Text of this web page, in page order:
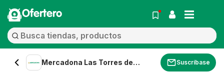
Ofertero
Mercadona Las Torres de
Suscríbase